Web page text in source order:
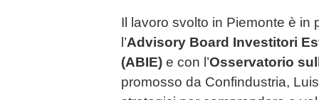
Il lavoro svolto in Piemonte è in
l’Advisory Board Investitori
(ABIE) e con l’Osservatorio
promosso da Confindustria,